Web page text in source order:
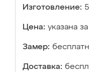
Изготовление:
Цена: указана
Замер:
Доставка: